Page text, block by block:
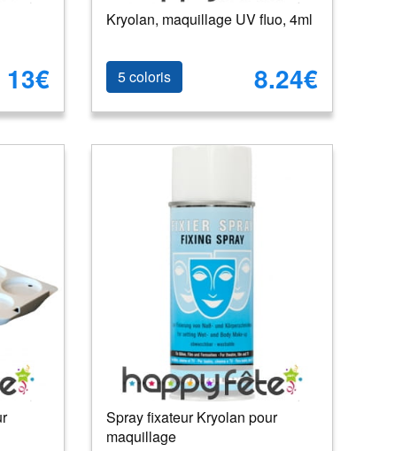
13€
Kryolan, maquillage UV fluo, 4ml
5 coloris 8.24€
Spray fixateur Kryolan pour
maquillage